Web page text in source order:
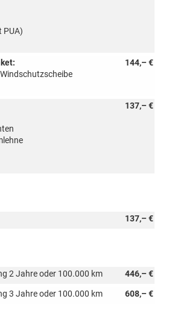
PUA)
144,– €
137,– €
137,– €
446,– €
2 Jahre oder 100.000 km
608,– €
3 Jahre oder 100.000 km